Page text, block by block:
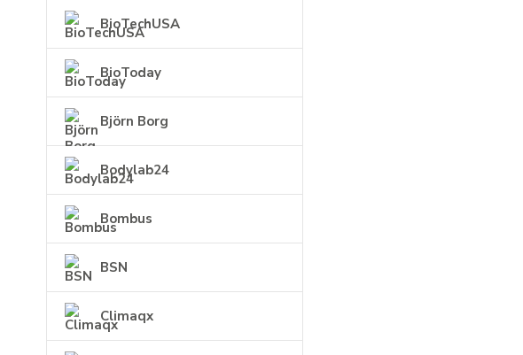
BioTechUSA
BioToday
Björn Borg
Bodylab24
Bombus
BSN
Climaqx